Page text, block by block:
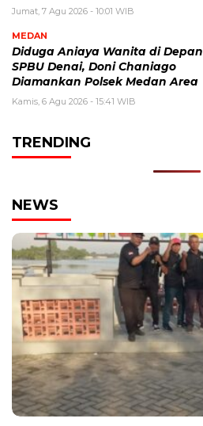
Jumat, 7 Agu 2026 - 10:01 WIB
MEDAN
Diduga Aniaya Wanita di Depan
SPBU Denai, Doni Chaniago
Diamankan Polsek Medan Area
Kamis, 6 Agu 2026 - 15:41 WIB
TRENDING
NEWS